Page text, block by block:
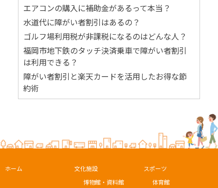
エアコンの購入に補助金があるって本当？
水道代に障がい者割引はあるの？
ゴルフ場利用税が非課税になるのはどんな人？
福岡市地下鉄のタッチ決済乗車で障がい者割引
は利用できる？
障がい者割引と楽天カードを活用したお得な節
約術
ホーム
文化施設
博物館・資料館
スポーツ
体育館